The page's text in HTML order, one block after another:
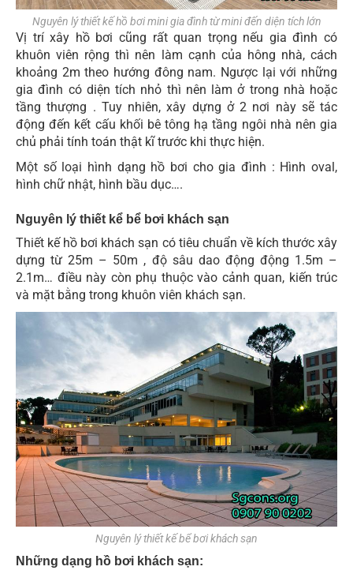
Nguyên lý thiết kế hồ bơi mini gia đình từ mini đến diện tích lớn
Vị trí xây hồ bơi cũng rất quan trọng nếu gia đình có
khuôn viên rộng thì nên làm cạnh của hông nhà, cách
khoảng 2m theo hướng đông nam. Ngược lại với những
gia đình có diện tích nhỏ thì nên làm ở trong nhà hoặc
tầng thượng . Tuy nhiên, xây dựng ở 2 nơi này sẽ tác
động đến kết cấu khối bê tông hạ tầng ngôi nhà nên gia
chủ phải tính toán thật kĩ trước khi thực hiện.
Một số loại hình dạng hồ bơi cho gia đình : Hình oval,
hình chữ nhật, hình bầu dục….
Nguyên lý thiết kể bể bơi khách sạn
Thiết kế hồ bơi khách sạn có tiêu chuẩn về kích thước xây
dựng từ 25m – 50m , độ sâu dao động động 1.5m –
2.1m… điều này còn phụ thuộc vào cảnh quan, kiến trúc
và mặt bằng trong khuôn viên khách sạn.
Nguyên lý thiết kế bể bơi khách sạn
Những dạng hồ bơi khách sạn: